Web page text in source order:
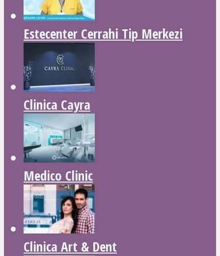
Estecenter Cerrahi Tip Merkezi
Clinica Cayra
Medico Clinic
Clinica Art & Dent